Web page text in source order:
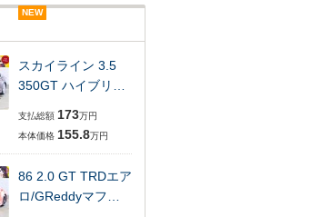
NEW
スカイライン 3.5
350GT ハイブリ…
支払総額 173万円
本体価格 155.8万円
NEW
86 2.0 GT TRDエア
ロ/GReddyマフ…
NEW
NEW
NEW
NEW